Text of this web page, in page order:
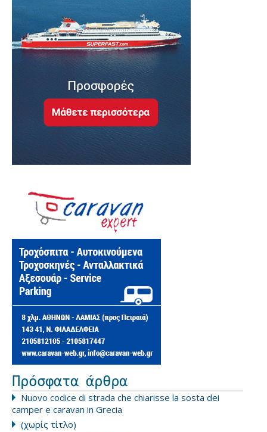
Πρόσφατα άρθρα
Nuovo codice di strada che chiarisse la sosta dei
camper e caravan in Grecia
(χωρίς τίτλο)